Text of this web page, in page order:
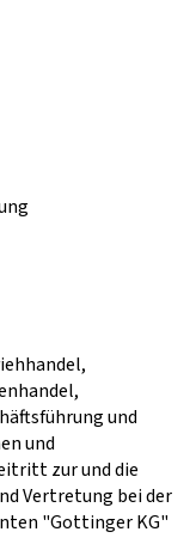
und
und
zur und die
Vertretung bei der
"Gottinger KG"